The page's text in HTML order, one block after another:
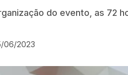
do evento, as 72
06/2023